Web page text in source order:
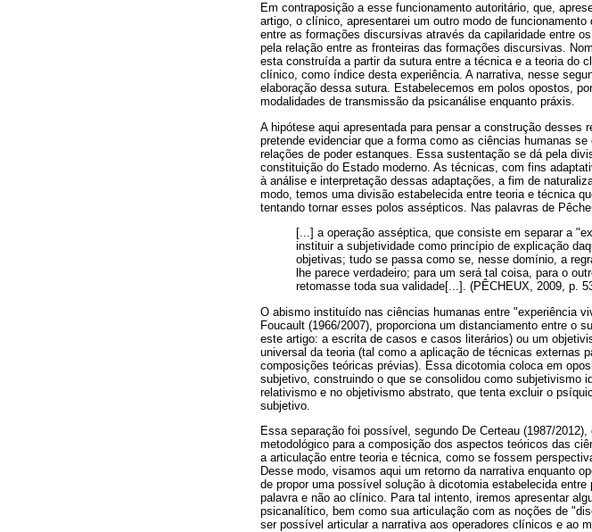
Em contraposição a esse funcionamento autoritário, que,
artigo, o clínico, apresentarei um outro modo de
entre as formações discursivas através da capilaridade entre
pela relação entre as fronteiras das formações discursivas.
esta construída a partir da sutura entre a técnica e a teoria do
clínico, como índice desta experiência. A narrativa, nesse
elaboração dessa sutura. Estabelecemos em polos opostos,
modalidades de transmissão da psicanálise enquanto práxis.
A hipótese aqui apresentada para pensar a construção desses
pretende evidenciar que a forma como as ciências humanas
relações de poder estanques. Essa sustentação se dá pela
constituição do Estado moderno. As técnicas, com fins
à análise e interpretação dessas adaptações, a fim de
modo, temos uma divisão estabelecida entre teoria e técnica
tentando tornar esses polos assépticos. Nas palavras de
[...] a operação asséptica, que consiste em separar a
instituir a subjetividade como princípio de explicação
objetivas; tudo se passa como se, nesse domínio, a
lhe parece verdadeiro; para um será tal coisa, para o
retomasse toda sua validade[...]. (PÊCHEUX, 2009, p.
O abismo instituído nas ciências humanas entre "experiência
Foucault (1966/2007), proporciona um distanciamento entre o
este artigo: a escrita de casos e casos literários) ou um
universal da teoria (tal como a aplicação de técnicas externas
composições teóricas prévias). Essa dicotomia coloca em
subjetivo, construindo o que se consolidou como subjetivismo
relativismo e no objetivismo abstrato, que tenta excluir o
subjetivo.
Essa separação foi possível, segundo De Certeau (1987/
metodológico para a composição dos aspectos teóricos das
a articulação entre teoria e técnica, como se fossem
Desse modo, visamos aqui um retorno da narrativa enquanto
de propor uma possível solução à dicotomia estabelecida
palavra e não ao clínico. Para tal intento, iremos apresentar
psicanalítico, bem como sua articulação com as noções de
ser possível articular a narrativa aos operadores clínicos e ao